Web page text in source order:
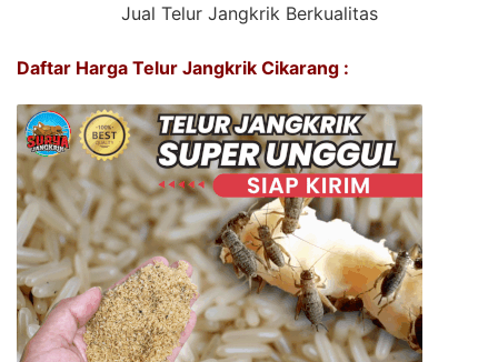
Jual Telur Jangkrik Berkualitas
Daftar Harga Telur Jangkrik Cikarang :